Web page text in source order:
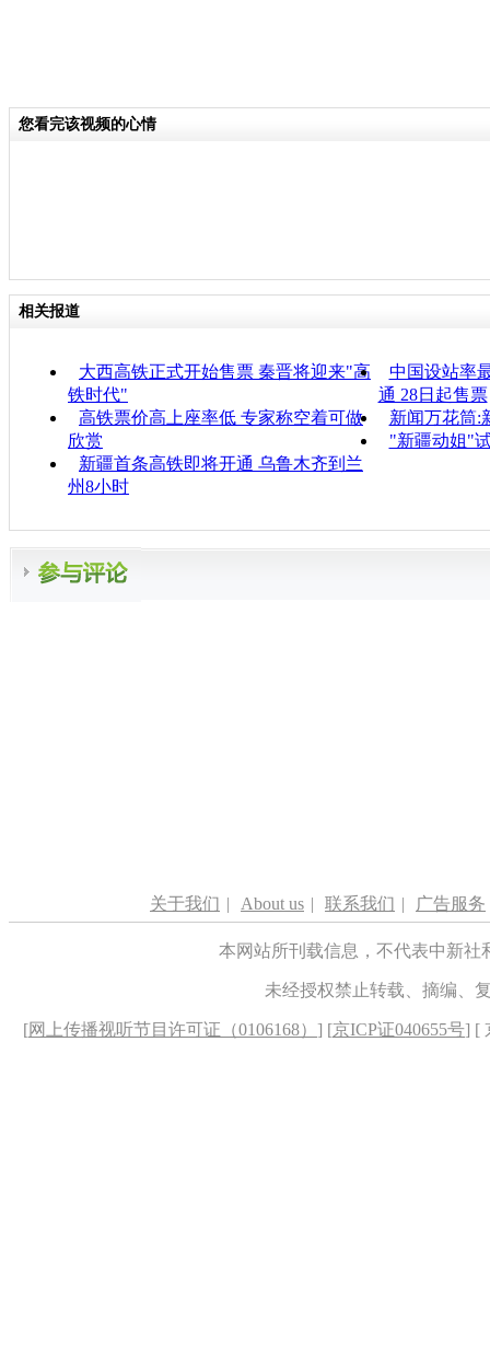
您看完该视频的心情
相关报道
大西高铁正式开始售票 秦晋将迎来"高
铁时代"
中国设站率
通 28日起售票
高铁票价高上座率低 专家称空着可做
欣赏
新闻万花筒:
"新疆动姐"
新疆首条高铁即将开通 乌鲁木齐到兰
州8小时
关于我们 | About us | 联系我们 | 广告服务
本网站所刊载信息，不代表中新
未经授权禁止转载、摘编、
[网上传播视听节目许可证（0106168） ] [京ICP证040655号] [